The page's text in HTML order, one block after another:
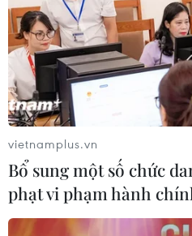
vietnamplus.vn
Bổ sung một số chức
phạt vi phạm hành